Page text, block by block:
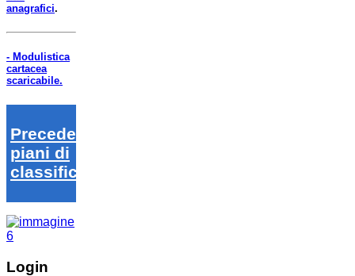
anagrafici.
- Modulistica
cartacea
scaricabile.
Precedenti
piani di
classifica
Login